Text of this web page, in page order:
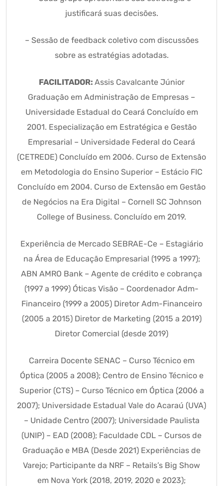
justificará suas decisões.
– Sessão de feedback coletivo com discussões
sobre as estratégias adotadas.
FACILITADOR: Assis Cavalcante Júnior
Graduação em Administração de Empresas –
Universidade Estadual do Ceará Concluído em
2001. Especialização em Estratégica e Gestão
Empresarial – Universidade Federal do Ceará
(CETREDE) Concluído em 2006. Curso de Extensão
em Metodologia do Ensino Superior – Estácio FIC
Concluído em 2004. Curso de Extensão em Gestão
de Negócios na Era Digital – Cornell SC Johnson
College of Business. Concluído em 2019.
Experiência de Mercado SEBRAE-Ce – Estagiário
na Área de Educação Empresarial (1995 a 1997);
ABN AMRO Bank – Agente de crédito e cobrança
(1997 a 1999) Óticas Visão – Coordenador Adm-
Financeiro (1999 a 2005) Diretor Adm-Financeiro
(2005 a 2015) Diretor de Marketing (2015 a 2019)
Diretor Comercial (desde 2019)
Carreira Docente SENAC – Curso Técnico em
Óptica (2005 a 2008); Centro de Ensino Técnico e
Superior (CTS) – Curso Técnico em Óptica (2006 a
2007); Universidade Estadual Vale do Acaraú (UVA)
– Unidade Centro (2007); Universidade Paulista
(UNIP) – EAD (2008); Faculdade CDL – Cursos de
Graduação e MBA (Desde 2021) Experiências de
Varejo; Participante da NRF – Retails’s Big Show
em Nova York (2018, 2019, 2020 e 2023);